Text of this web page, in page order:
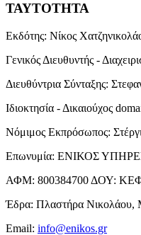
ΤΑΥΤΟΤΗΤΑ
Εκδότης: Νίκος
Γενικός Διευθυντής -
Διευθύντρια Σύνταξης:
Ιδιοκτησία - Δικαιούχος
Νόμιμος Εκπρόσωπος:
Επωνυμία: ΕΝΙΚΟΣ
ΑΦΜ: 800384700 ΔΟΥ:
Έδρα: Πλαστήρα Νικολάου,
Email: info@enikos.gr